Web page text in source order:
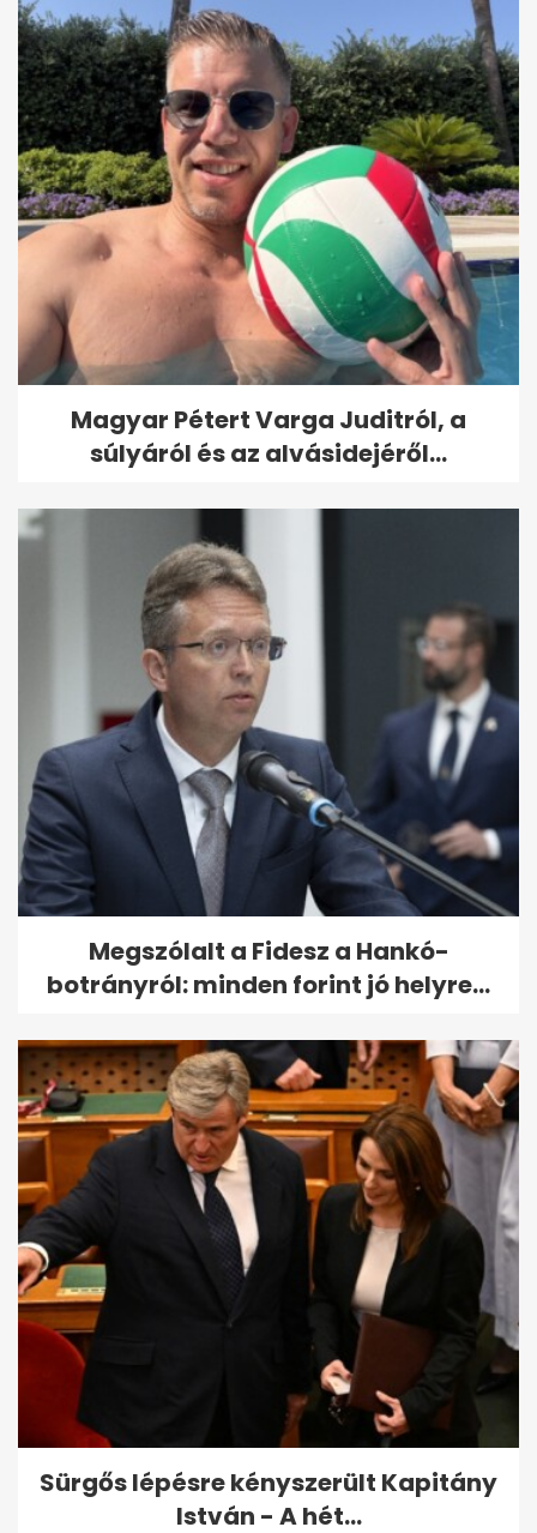
Magyar Pétert Varga Juditról, a
súlyáról és az alvásidejéről...
Megszólalt a Fidesz a Hankó-
botrányról: minden forint jó helyre...
Sürgős lépésre kényszerült Kapitány
István - A hét...